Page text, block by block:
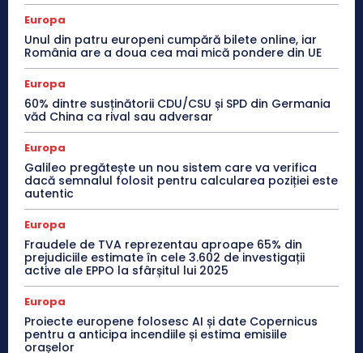
Europa
Unul din patru europeni cumpără bilete online, iar
România are a doua cea mai mică pondere din UE
Europa
60% dintre susținătorii CDU/CSU și SPD din Germania
văd China ca rival sau adversar
Europa
Galileo pregătește un nou sistem care va verifica
dacă semnalul folosit pentru calcularea poziției este
autentic
Europa
Fraudele de TVA reprezentau aproape 65% din
prejudiciile estimate în cele 3.602 de investigații
active ale EPPO la sfârșitul lui 2025
Europa
Proiecte europene folosesc AI și date Copernicus
pentru a anticipa incendiile și estima emisiile
orașelor